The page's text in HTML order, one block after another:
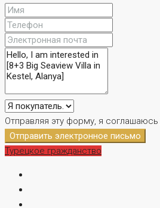
Отправляя эту форму, я соглашаюсь
Отправить электронное письмо
Турецкое гражданство